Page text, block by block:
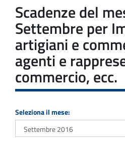
Scadenze del
Settembre per
artigiani e
agenti e
commercio, ecc.
Seleziona il mese: